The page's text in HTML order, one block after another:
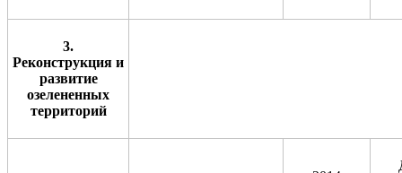
3.
Реконструкция и
развитие
озелененных
территорий